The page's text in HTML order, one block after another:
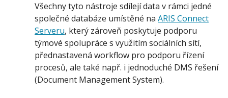
Všechny tyto nástroje sdílejí data v rámci jedné
společné databáze umístěné na ARIS Connect
Serveru, který zároveň poskytuje podporu
týmové spolupráce s využitím sociálních sítí,
přednastavená workflow pro podporu řízení
procesů, ale také např. i jednoduché DMS řešení
(Document Management System).